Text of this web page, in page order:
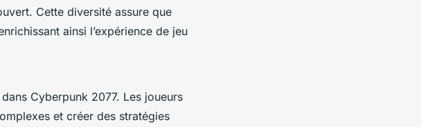
Cette diversité assure que
ainsi l’expérience de jeu
Cyberpunk 2077. Les joueurs
et créer des stratégies